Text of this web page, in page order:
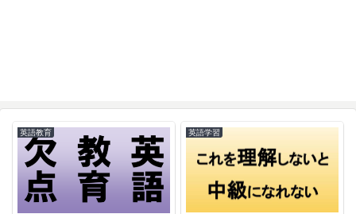
英語教育 英語学習